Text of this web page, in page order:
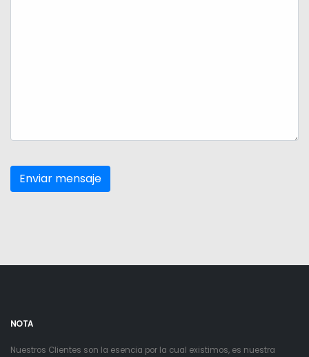
NOTA
Nuestros Clientes son la esencia por la cual existimos, es nuestra